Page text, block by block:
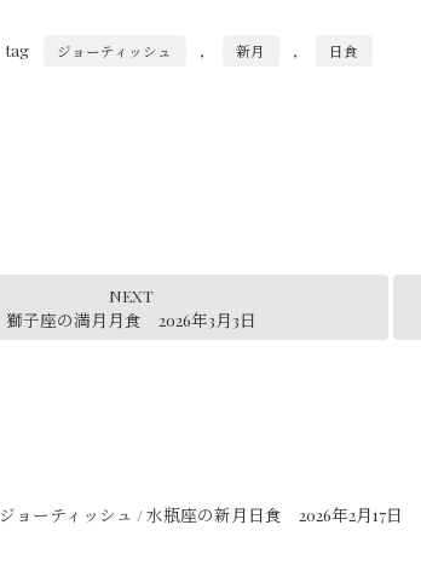
tag ジョーティッシュ , 新月 , 日食
NEXT
獅子座の満月月食 2026年3月3日
ジョーティッシュ /水瓶座の新月日食 2026年2月17日